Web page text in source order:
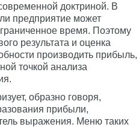
доктриной. В
предприятие может
время. Поэтому
результата и оценка
производить прибыль,
точкой анализа
образно говоря,
прибыли,
выражения. Меню таких